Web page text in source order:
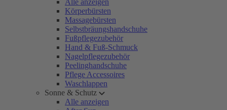
Alle anzeigen
Körperbürsten
Massagebürsten
Selbstbräungshandschuhe
Fußpflegezubehör
Hand & Fuß-Schmuck
Nagelpflegezubehör
Peelinghandschuhe
Pflege Accessoires
Waschlappen
Sonne & Schutz
Alle anzeigen